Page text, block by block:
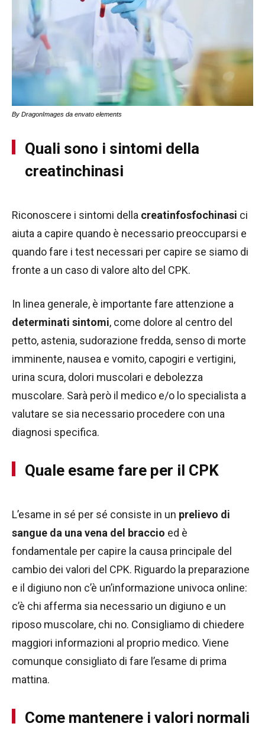
By DragonImages da envato elements
Quali sono i sintomi della
creatinchinasi
Riconoscere i sintomi della creatinfosfochinasi ci
aiuta a capire quando è necessario preoccuparsi e
quando fare i test necessari per capire se siamo di
fronte a un caso di valore alto del CPK.
In linea generale, è importante fare attenzione a
determinati sintomi, come dolore al centro del
petto, astenia, sudorazione fredda, senso di morte
imminente, nausea e vomito, capogiri e vertigini,
urina scura, dolori muscolari e debolezza
muscolare. Sarà però il medico e/o lo specialista a
valutare se sia necessario procedere con una
diagnosi specifica.
Quale esame fare per il CPK
L’esame in sé per sé consiste in un prelievo di
sangue da una vena del braccio ed è
fondamentale per capire la causa principale del
cambio dei valori del CPK. Riguardo la preparazione
e il digiuno non c’è un’informazione univoca online:
c’è chi afferma sia necessario un digiuno e un
riposo muscolare, chi no. Consigliamo di chiedere
maggiori informazioni al proprio medico. Viene
comunque consigliato di fare l’esame di prima
mattina.
Come mantenere i valori normali